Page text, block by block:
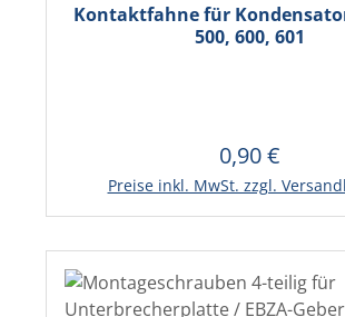
Kontaktfahne für
500, 600, 601
Regulärer
0,90 €
Preise inkl. MwSt. zzgl.
In den Warenkorb